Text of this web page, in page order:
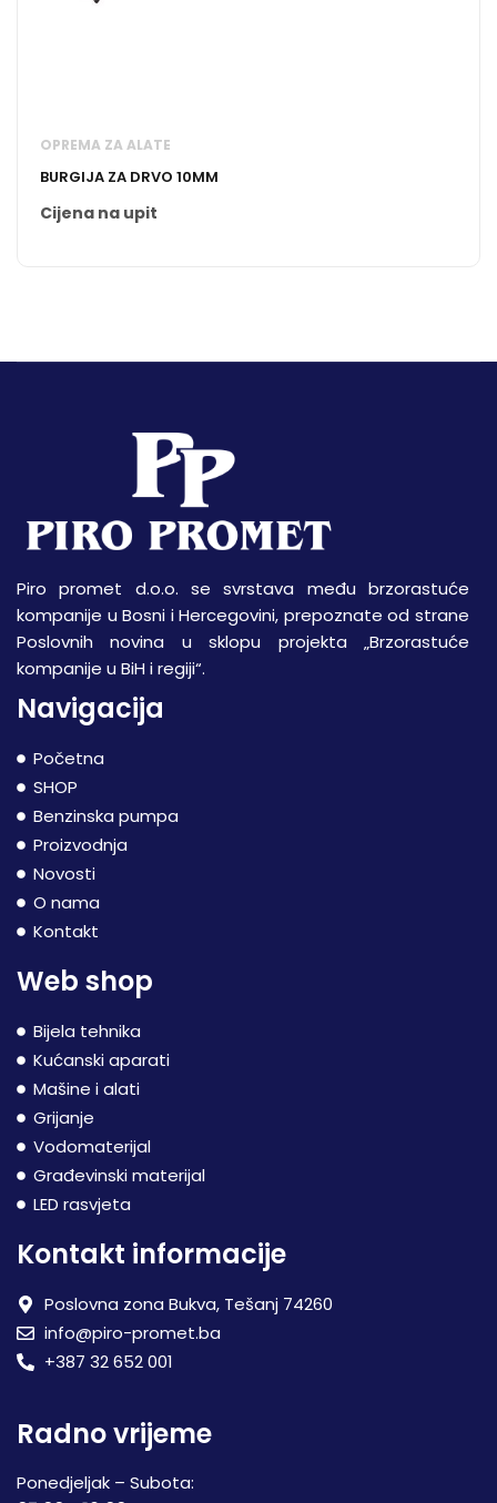
OPREMA ZA ALATE
BURGIJA ZA DRVO 10MM
Cijena na upit
Piro promet d.o.o. se svrstava među brzorastuće
kompanije u Bosni i Hercegovini, prepoznate od strane
Poslovnih novina u sklopu projekta „Brzorastuće
kompanije u BiH i regiji“.
Navigacija
Početna
SHOP
Benzinska pumpa
Proizvodnja
Novosti
O nama
Kontakt
Web shop
Bijela tehnika
Kućanski aparati
Mašine i alati
Grijanje
Vodomaterijal
Građevinski materijal
LED rasvjeta
Kontakt informacije
Poslovna zona Bukva, Tešanj 74260
info@piro-promet.ba
+387 32 652 001
Radno vrijeme
Ponedjeljak – Subota: